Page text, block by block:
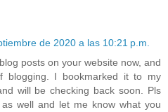
de 2020 a las 10:21 p.m.
posts on your website now, and
blogging. I bookmarked it to my
will be checking back soon. Pls
well and let me know what you